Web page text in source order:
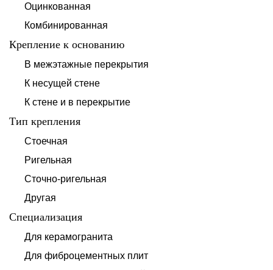
Оцинкованная
Комбинированная
Крепление к основанию
В межэтажные перекрытия
К несущей стене
К стене и в перекрытие
Тип крепления
Стоечная
Ригельная
Сточно-ригельная
Другая
Специализация
Для керамогранита
Для фиброцементных плит